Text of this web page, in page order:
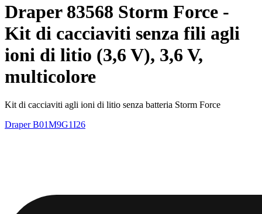
Draper 83568 Storm Force -
Kit di cacciaviti senza fili agli
ioni di litio (3,6 V), 3,6 V,
multicolore
Kit di cacciaviti agli ioni di litio senza batteria Storm Force
DraperB01M9G1I26